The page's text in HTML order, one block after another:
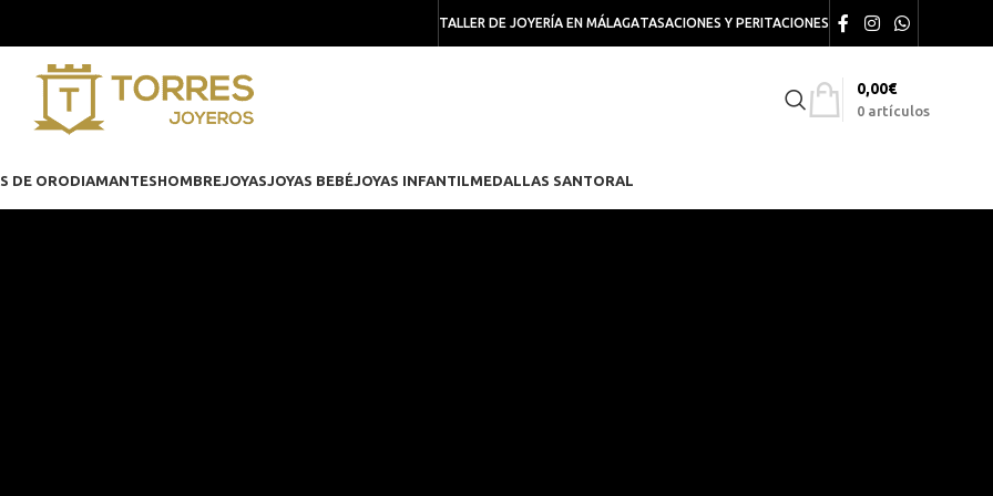
TALLER DE JOYERÍA EN MÁLAGATASACIONES Y PERITACIONES
0 artículos
0,00€
DE ORODIAMANTESHOMBREJOYASJOYAS BEBÉJOYAS INFANTILMEDALLAS SANTORAL